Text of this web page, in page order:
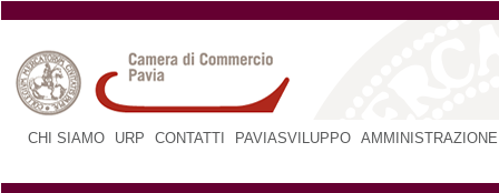
CHI SIAMO URP CONTATTI PAVIASVILUPPO